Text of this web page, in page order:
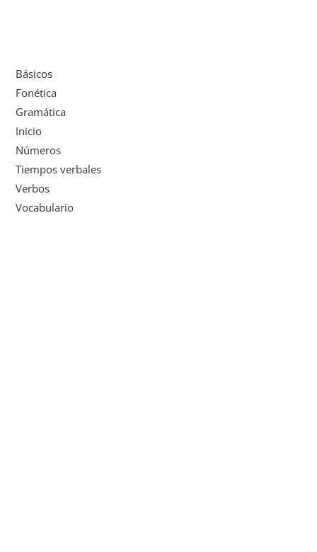
Básicos
Fonética
Gramática
Inicio
Números
Tiempos verbales
Verbos
Vocabulario